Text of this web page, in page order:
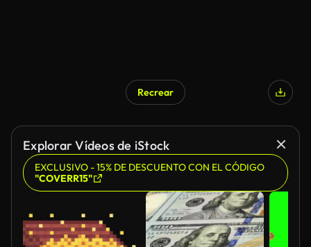
Recrear
Explorar Vídeos de iStock
EXCLUSIVO - 15% DE DESCUENTO CON EL CÓDIGO
"COVERR15"